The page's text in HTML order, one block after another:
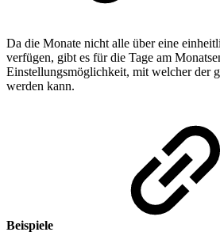
Da die Monate nicht alle über eine
verfügen, gibt es für die Tage am
Einstellungsmöglichkeit, mit welcher der
werden kann.
Beispiele